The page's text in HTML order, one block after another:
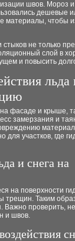
швов. Мороз и
дешевые
материалы, чтобы
не только
слой в
и повысить
льда
фасаде и крыше,
замерзания и
для участков, где
и снега на
на поверхности
трещин. Таким
Важно проверить,
и швов.